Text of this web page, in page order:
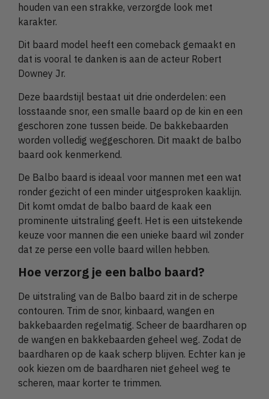
houden van een strakke, verzorgde look met
karakter.
Dit baard model heeft een comeback gemaakt en
dat is vooral te danken is aan de acteur Robert
Downey Jr.
Deze baardstijl bestaat uit drie onderdelen: een
losstaande snor, een smalle baard op de kin en een
geschoren zone tussen beide. De bakkebaarden
worden volledig weggeschoren. Dit maakt de balbo
baard ook kenmerkend.
De Balbo baard is ideaal voor mannen met een wat
ronder gezicht of een minder uitgesproken kaaklijn.
Dit komt omdat de balbo baard de kaak een
prominente uitstraling geeft. Het is een uitstekende
keuze voor mannen die een unieke baard wil zonder
dat ze perse een volle baard willen hebben.
Hoe verzorg je een balbo baard?
De uitstraling van de Balbo baard zit in de scherpe
contouren. Trim de snor, kinbaard, wangen en
bakkebaarden regelmatig. Scheer de baardharen op
de wangen en bakkebaarden geheel weg. Zodat de
baardharen op de kaak scherp blijven. Echter kan je
ook kiezen om de baardharen niet geheel weg te
scheren, maar korter te trimmen.